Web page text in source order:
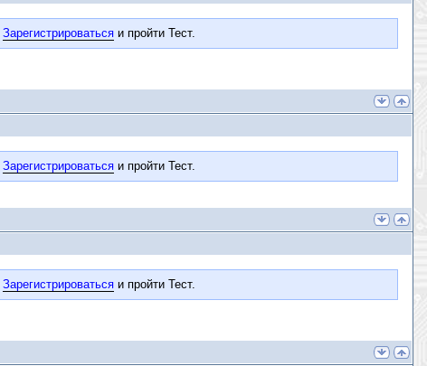
Зарегистрироваться и пройти Тест.
Зарегистрироваться и пройти Тест.
Зарегистрироваться и пройти Тест.